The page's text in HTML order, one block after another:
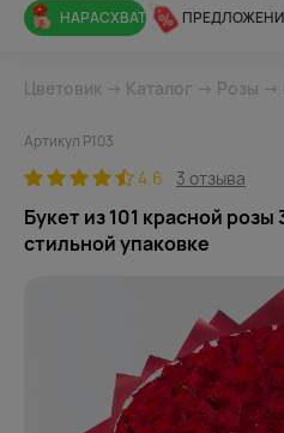
НАРАСХВАТ
Цветовик → Каталог → Розы →
Артикул Р103
4.6 3 отзыва
Букет из 101 красной
стильной упаковке